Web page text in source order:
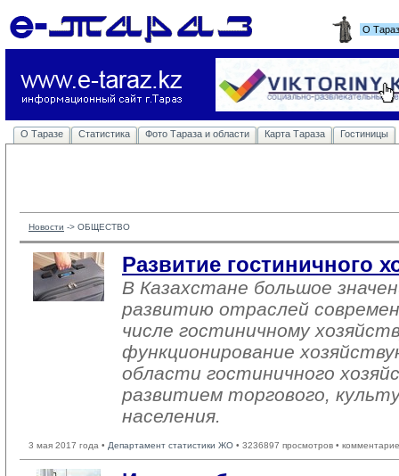
О
О Таразе Статистика Фото Тараза и области Карта Тараза Гостиницы
Новости -> ОБЩЕСТВО
Развитие гостиничного
В Казахстане большое
развитию отраслей
числе гостиничному
функционирование
области гостиничного
развитием торгового,
населения.
3 мая 2017 года • Департамент статистики ЖО • 3236897 просмотров •